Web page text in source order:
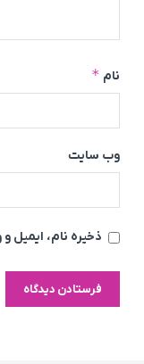
نام *
وب‌ سایت
ذخیره نام، ایمیل